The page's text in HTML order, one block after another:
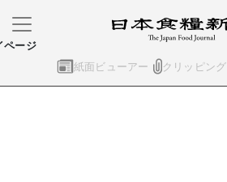
紙面ビューアー クリッピング
ページ